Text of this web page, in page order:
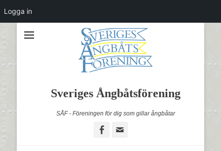
Sveriges Ångbåtsförening
SÅF - Föreningen för dig som gillar ångbåtar
Facebook
Logga in